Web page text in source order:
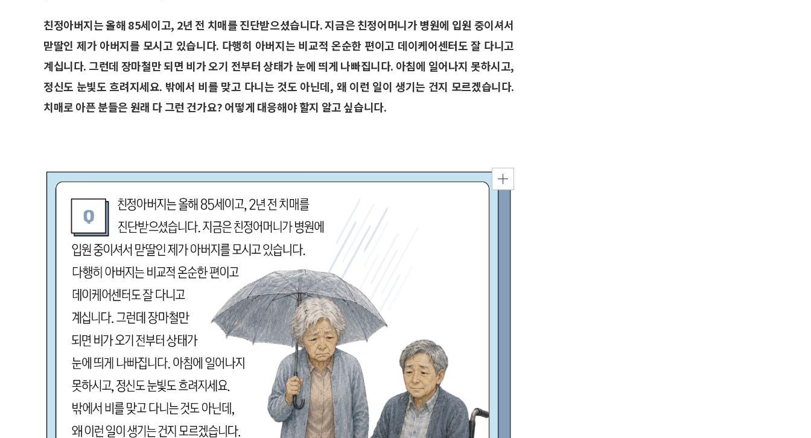
친정아버지는 올해 85세이고, 2년 전 치매를 진단받으셨습니다. 지금은 친정어머니가 병원에 입원 중이셔서
맏딸인 제가 아버지를 모시고 있습니다. 다행히 아버지는 비교적 온순한 편이고 데이케어센터도 잘 다니고
계십니다. 그런데 장마철만 되면 비가 오기 전부터 상태가 눈에 띄게 나빠집니다. 아침에 일어나지 못하시고,
정신도 눈빛도 흐려지세요. 밖에서 비를 맞고 다니는 것도 아닌데, 왜 이런 일이 생기는 건지 모르겠습니다.
치매로 아픈 분들은 원래 다 그런 건가요? 어떻게 대응해야 할지 알고 싶습니다.